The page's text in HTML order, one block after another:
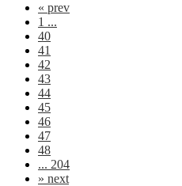
« prev
1 ...
40
41
42
43
44
45
46
47
48
... 204
» next